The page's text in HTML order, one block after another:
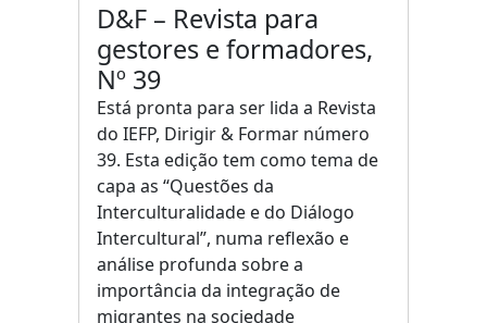
D&F – Revista para
gestores e formadores,
Nº 39
Está pronta para ser lida a Revista
do IEFP, Dirigir & Formar número
39. Esta edição tem como tema de
capa as “Questões da
Interculturalidade e do Diálogo
Intercultural”, numa reflexão e
análise profunda sobre a
importância da integração de
migrantes na sociedade